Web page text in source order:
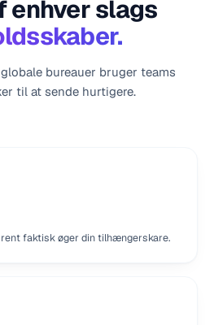
enhver slags
bureauer bruger teams
til at sende hurtigere.
rent faktisk øger din tilhængerskare.